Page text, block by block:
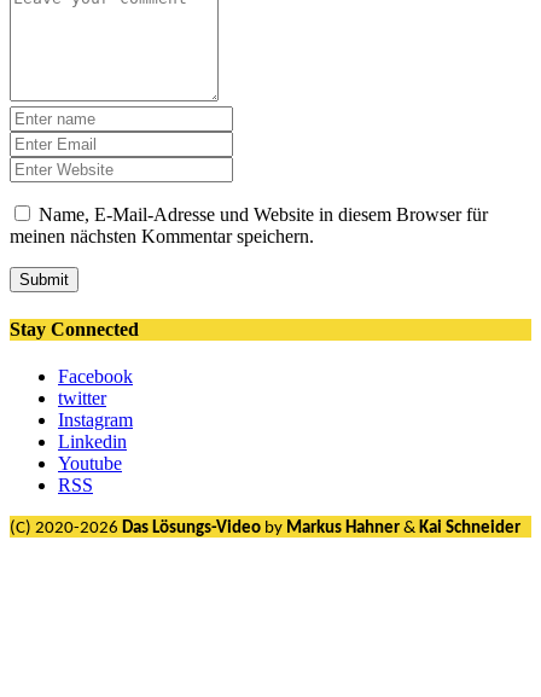
Name, E-Mail-Adresse und Website in diesem Browser für
meinen nächsten Kommentar speichern.
Submit
Stay Connected
Facebook
twitter
Instagram
Linkedin
Youtube
RSS
(C) 2020-2026 Das Lösungs-Video by Markus Hahner & Kai Schneider